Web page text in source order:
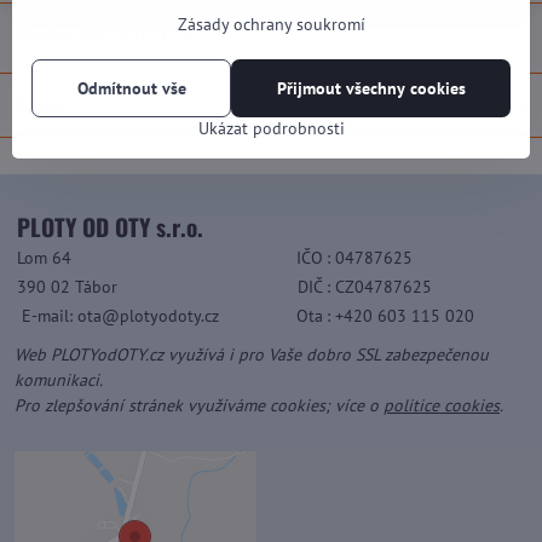
PLOTY OD OTY
Popis
PLOTY OD OTY s.r.o.
Lom 64 IČO : 04787625
390 02 Tábor
DIČ : CZ04787625
E-mail: ota@plotyodoty.cz
Ota : +420 603 115 020
Web PLOTYodOTY.cz využívá i pro Vaše dobro SSL zabezpečenou
komunikaci.
Pro zlepšování stránek využíváme cookies; více o politice cookies.
Zásady ochrany soukromí
Ukázat podrobnosti
Přijmout všechny cookies
Odmítnout vše